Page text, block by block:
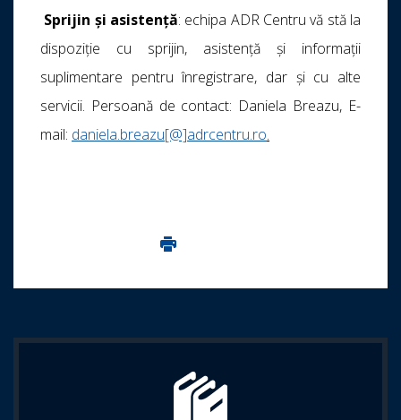
Sprijin și asistență: echipa ADR Centru vă stă la
dispoziție cu sprijin, asistenţă și informaţii
suplimentare pentru înregistrare, dar și cu alte
servicii. Persoană de contact: Daniela Breazu, E-
mail: daniela.breazu[@]adrcentru.ro.
Imprima aceasta pagina